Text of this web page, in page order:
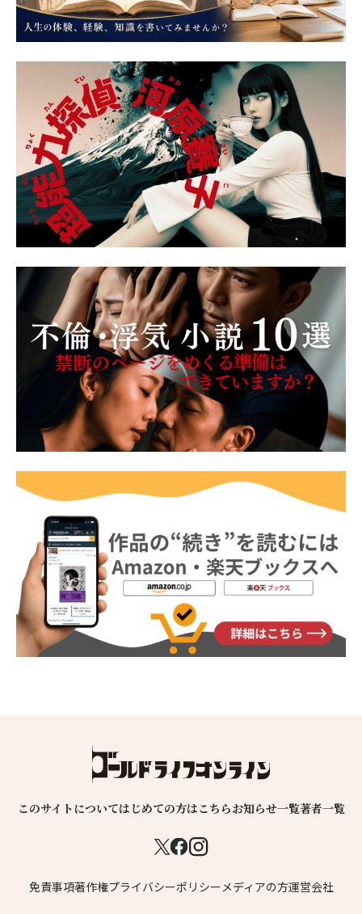
このサイトについてはじめての方はこちらお知らせ一覧著者一覧
免責事項著作権プライバシーポリシー メディアの方運営会社